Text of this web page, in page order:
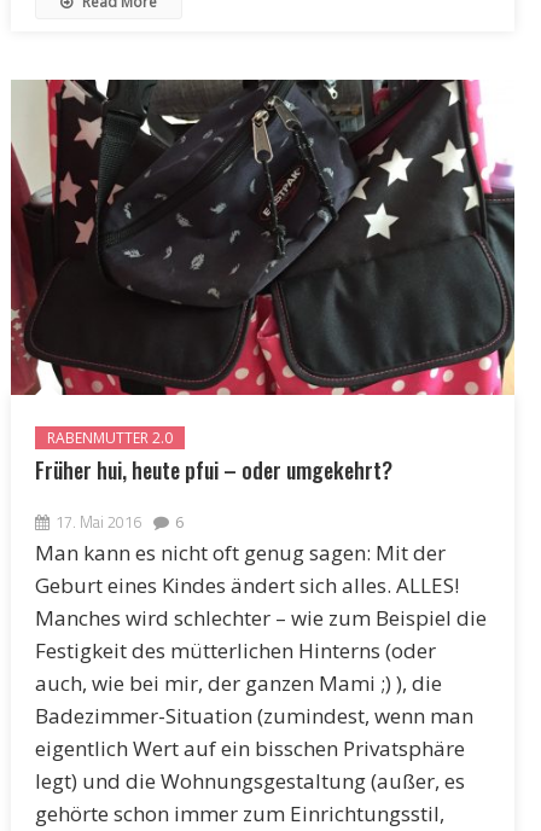
RABENMUTTER 2.0
Früher hui, heute pfui – oder umgekehrt?
17. Mai 2016 6
Man kann es nicht oft genug sagen: Mit der
Geburt eines Kindes ändert sich alles. ALLES!
Manches wird schlechter – wie zum Beispiel die
Festigkeit des mütterlichen Hinterns (oder
auch, wie bei mir, der ganzen Mami ;) ), die
Badezimmer-Situation (zumindest, wenn man
eigentlich Wert auf ein bisschen Privatsphäre
legt) und die Wohnungsgestaltung (außer, es
gehörte schon immer zum Einrichtungsstil,